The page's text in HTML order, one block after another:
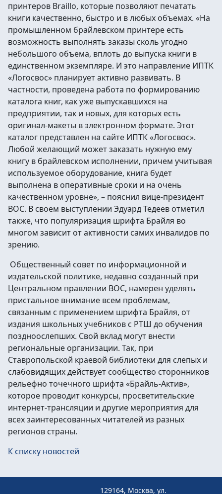
принтеров Braillo, которые позволяют печатать
книги качественно, быстро и в любых объемах. «На
промышленном брайлевском принтере есть
возможность выполнять заказы сколь угодно
небольшого объема, вплоть до выпуска книги в
единственном экземпляре. И это направление ИПТК
«Логосвос» планирует активно развивать. В
частности, проведена работа по формированию
каталога книг, как уже выпускавшихся на
предприятии, так и новых, для которых есть
оригинал-макеты в электронном формате. Этот
каталог представлен на сайте ИПТК «Логосвос».
Любой желающий может заказать нужную ему
книгу в брайлевском исполнении, причем учитывая
используемое оборудование, книга будет
выполнена в оперативные сроки и на очень
качественном уровне», – пояснил вице-президент
ВОС. В своем выступлении Эдуард Тедеев отметил
также, что популяризация шрифта Брайля во
многом зависит от активности самих инвалидов по
зрению.
Общественный совет по информационной и
издательской политике, недавно созданный при
Центральном правлении ВОС, намерен уделять
пристальное внимание всем проблемам,
связанным с применением шрифта Брайля, от
издания школьных учебников с РТШ до обучения
поздноослепших. Свой вклад могут внести
региональные организации. Так, при
Ставропольской краевой библиотеки для слепых и
слабовидящих действует сообщество сторонников
рельефно точечного шрифта «Брайль-Актив»,
которое проводит конкурсы, просветительские
интернет-трансляции и другие мероприятия для
всех заинтересованных читателей из разных
регионов страны.
К списку новостей
129164, Москва, ул.